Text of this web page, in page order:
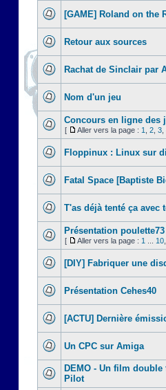
[GAME] Roland on the
Retour aux sources
Rachat de Sinclair par
Nom d'un jeu
Concours en ligne des
[ Aller vers la page : 1 2 3
Floppinux : Linux sur
Fatal Space [Baptiste
T'as déjà tenté ça avec
Présentation poulette73
[ Aller vers la page : 1 10
[DIY] Fabriquer une
Présentation Cehes40
[ACTU] Dernière
Un CPC sur Amiga
DEMO - Un film
Pilot